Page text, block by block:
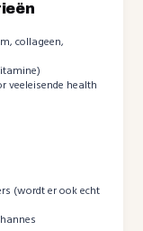
collageen,
veeleisende health
(wordt er ook echt